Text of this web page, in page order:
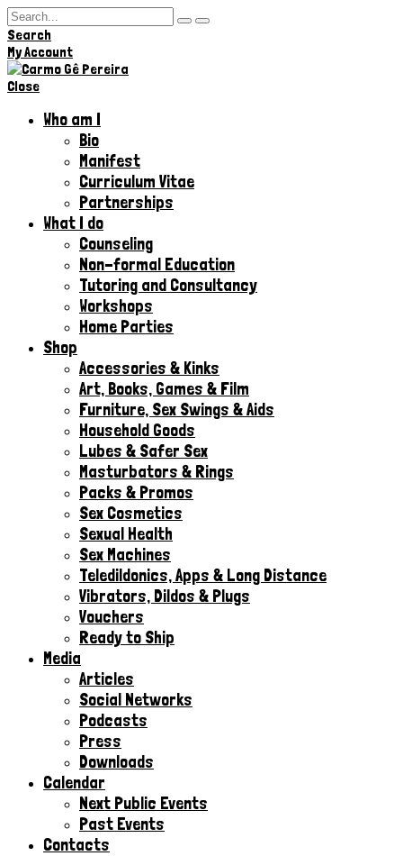
Search
My AccountHi,
Close
Who am I
Bio
Manifest
Curriculum Vitae
Partnerships
What I do
Counseling
Non-formal Education
Tutoring and Consultancy
Workshops
Home Parties
Shop
Accessories & Kinks​
Art, Books, Games & Film
Furniture, Sex Swings & Aids
Household Goods
Lubes & Safer Sex
Masturbators & Rings
Packs & Promos
Sex Cosmetics
Sexual Health
Sex Machines
Teledildonics, Apps & Long Distance
Vibrators, Dildos & Plugs
Vouchers
Ready to Ship
Media
Articles
Social Networks
Podcasts
Press
Downloads
Calendar
Next Public Events
Past Events
Contacts